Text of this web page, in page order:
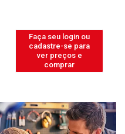
Faça seu login ou
cadastre-se para
ver preços e
comprar